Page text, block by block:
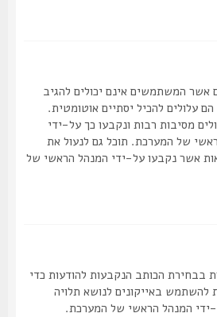
המשתמשים אינם יכולים להגיב
להכיל יסתיים אוטומטית.
מסיבות רבות ונקבעו כך על-ידי
של המערכת. תוכל גם לנעול את
נקבעו על-ידי המנהל הראשי של
הכותב הנקבעות להודעות כדי
באייקונים לנושא תלויה
המנהל הראשי של המערכת.